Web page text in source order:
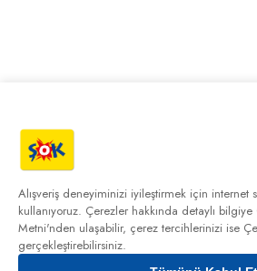
Alışveriş deneyiminizi iyileştirmek için internet
kullanıyoruz. Çerezler hakkında detaylı bilgiye
Metni'nden ulaşabilir, çerez tercihlerinizi ise
gerçekleştirebilirsiniz.